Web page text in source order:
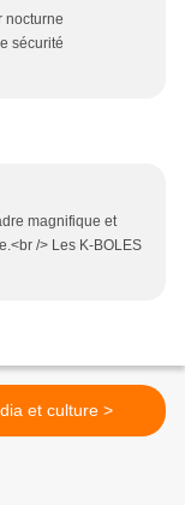
nocturne
sécurité
magnifique et
/> Les K-BOLES
Média et culture >